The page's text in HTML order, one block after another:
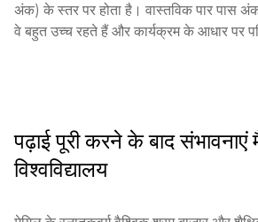
आवेदन पत्र: केबेक के विश्वविद्यालयों के साथ
प्लेटफॉर्म: दस्तावेजों का मुख्य काम McGill
माध्यम से होता है।
शैक्षिक योग्यता: पूरा माध्यमिक उपयोगिता
अंक) के स्तर पर होता है। वास्तविक पार पास
वे बहुत उच्च रहते हैं और कार्यक्रम के आधार पर
पढ़ाई पूरी करने के बाद संभावनाएं
विश्वविद्यालय